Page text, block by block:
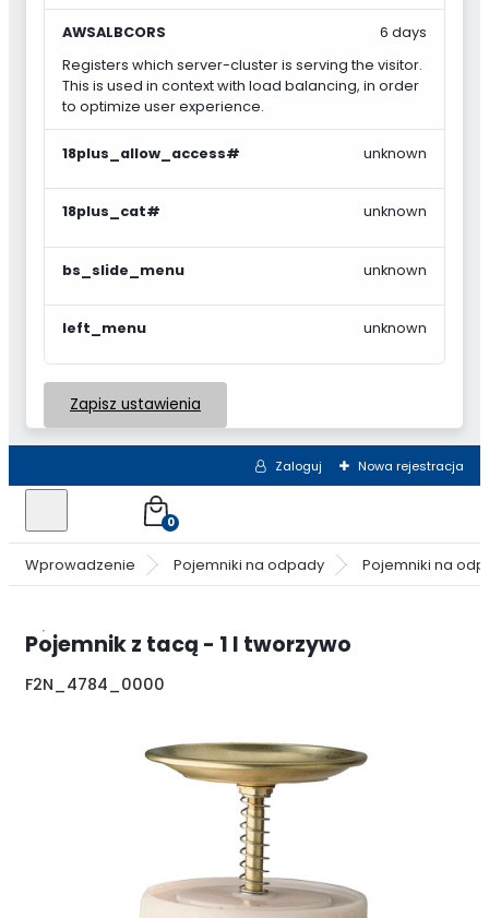
AWSALBCORS
Registers which server-cluster is serving the visitor.
This is used in context with load balancing, in order
to optimize user experience.
6 days
18plus_allow_access# unknown
18plus_cat# unknown
bs_slide_menu unknown
left_menu unknown
Zapisz ustawienia
Zaloguj Nowa rejestracja
0
Wprowadzenie Pojemniki na odpady Pojemniki na
Pojemnik z tacą - 1 l tworzywo
F2N_4784_0000